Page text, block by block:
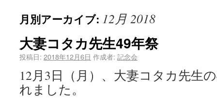
月別アーカイブ: 12月 2018
大妻コタカ先生49年祭
投稿日: 2018年12月6日 作成者: 記念会
12月3日（月）、大妻コタカ先生
れました。